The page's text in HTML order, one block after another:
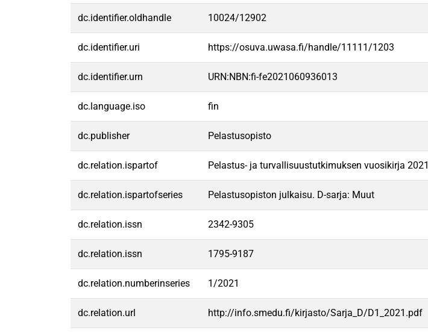
dc.identifier.oldhandle 10024/12902
dc.identifier.uri https://osuva.uwasa.fi/handle/11111/1203
dc.identifier.urn URN:NBN:fi-fe2021060936013
dc.language.iso fin
dc.publisher Pelastusopisto
dc.relation.ispartof Pelastus- ja turvallisuustutkimuksen vuosikirja 2021
dc.relation.ispartofseries Pelastusopiston julkaisu. D-sarja: Muut
dc.relation.issn 2342-9305
dc.relation.issn 1795-9187
dc.relation.numberinseries 1/2021
dc.relation.url http://info.smedu.fi/kirjasto/Sarja_D/D1_2021.pdf